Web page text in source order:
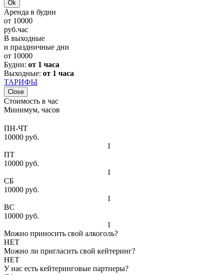
Ok
Аренда в будни
от 10000
руб.час
В выходные
и праздничные дни
от 10000
Будни: от 1 часа
Выходные: от 1 часа
ТАРИФЫ
Close
Стоимость в час
Минимум, часов
ПН-ЧТ
10000 руб.
1
ПТ
10000 руб.
1
СБ
10000 руб.
1
ВС
10000 руб.
1
Можно приносить свой алкоголь?
НЕТ
Можно ли пригласить свой кейтеринг?
НЕТ
У нас есть кейтеринговые партнеры?